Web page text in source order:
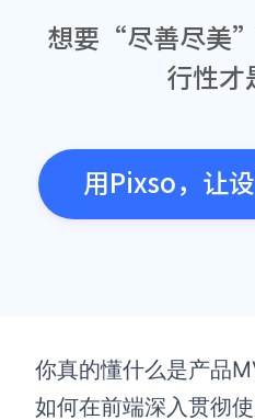
想要“尽善尽美
行性才
用Pixso，让
你真的懂什么是产品
如何在前端深入贯彻